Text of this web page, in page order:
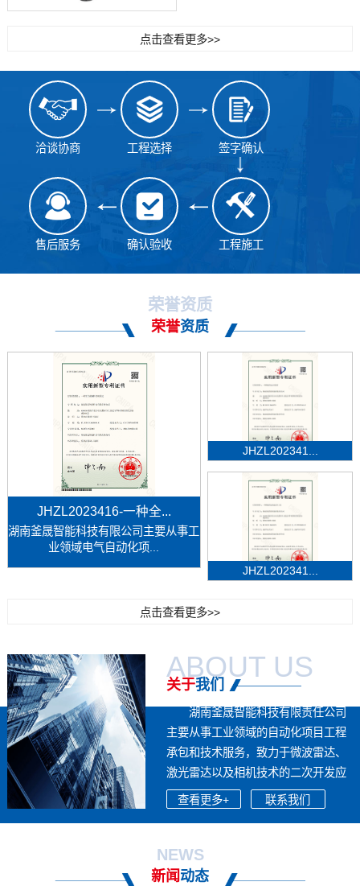
点击查看更多>>
洽谈协商 工程选择 签字确认
售后服务 确认验收 工程施工
荣誉资质
荣誉资质
JHZL2023416-一种全...
湖南釜晟智能科技有限公司主要从事工
业领域电气自动化项...
JHZL202341...
JHZL202341...
点击查看更多>>
ABOUT US
关于我们
湖南釜晟智能科技有限责任公司
主要从事工业领域的自动化项目工程
承包和技术服务，致力于微波雷达、
激光雷达以及相机技术的二次开发应
用，...
查看更多+ 联系我们
NEWS
新闻 动态